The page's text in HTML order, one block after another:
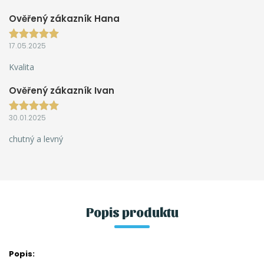
Ověřený zákazník Hana
17.05.2025
Kvalita
Ověřený zákazník Ivan
30.01.2025
chutný a levný
Popis produktu
Popis: